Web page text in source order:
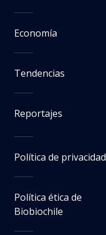
Economía
Tendencias
Reportajes
Política de privacidad
Política ética de
Biobiochile